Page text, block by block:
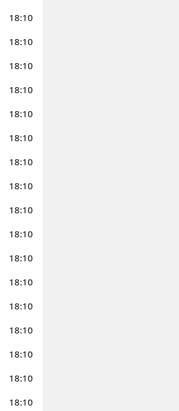
18:10
18:10
18:10
18:10
18:10
18:10
18:10
18:10
18:10
18:10
18:10
18:10
18:10
18:10
18:10
18:10
18:10